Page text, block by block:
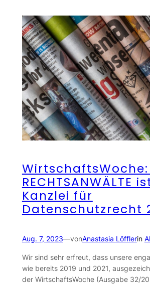
WirtschaftsWoche:
RECHTSANWÄLTE
Kanzlei für
Datenschutzrecht
Aug. 7, 2023—vonAnastasia Löfflerin
Wir sind sehr erfreut, dass unsere
wie bereits 2019 und 2021,
der WirtschaftsWoche (Ausgabe 32/